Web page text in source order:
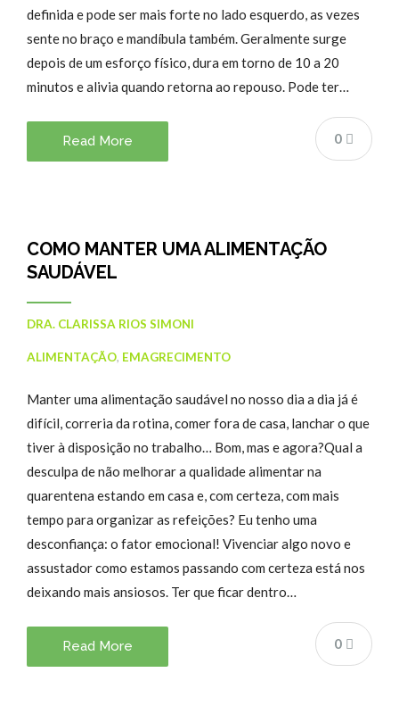
definida e pode ser mais forte no lado esquerdo, as vezes
sente no braço e mandíbula também. Geralmente surge
depois de um esforço físico, dura em torno de 10 a 20
minutos e alivia quando retorna ao repouso. Pode ter…
0
Read More
COMO MANTER UMA ALIMENTAÇÃO
SAUDÁVEL
DRA. CLARISSA RIOS SIMONI
ALIMENTAÇÃO, EMAGRECIMENTO
Manter uma alimentação saudável no nosso dia a dia já é
difícil, correria da rotina, comer fora de casa, lanchar o que
tiver à disposição no trabalho… Bom, mas e agora?Qual a
desculpa de não melhorar a qualidade alimentar na
quarentena estando em casa e, com certeza, com mais
tempo para organizar as refeições? Eu tenho uma
desconfiança: o fator emocional! Vivenciar algo novo e
assustador como estamos passando com certeza está nos
deixando mais ansiosos. Ter que ficar dentro…
0
Read More